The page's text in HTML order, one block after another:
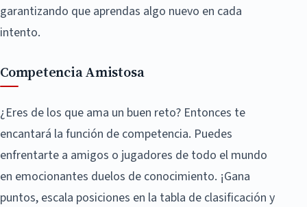
garantizando que aprendas algo nuevo en cada
intento.
Competencia Amistosa
¿Eres de los que ama un buen reto? Entonces te
encantará la función de competencia. Puedes
enfrentarte a amigos o jugadores de todo el mundo
en emocionantes duelos de conocimiento. ¡Gana
puntos, escala posiciones en la tabla de clasificación y